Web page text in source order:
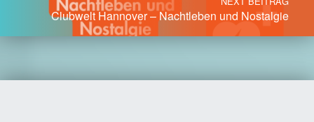
Clubwelt Hannover – Nachtleben und Nostalgie